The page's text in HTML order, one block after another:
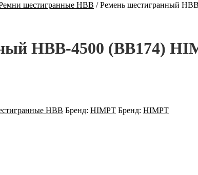
шестигранные HBB /Ремень шестигранный
НВВ-4500 (BB174)
HBB Бренд: HIMPT Бренд: HIMPT